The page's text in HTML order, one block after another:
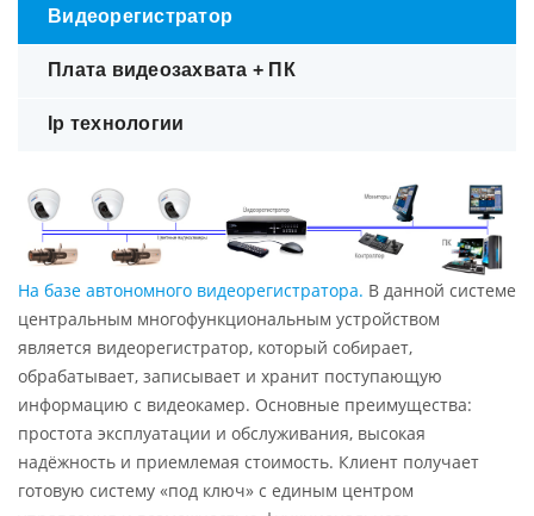
Видеорегистратор
Плата видеозахвата + ПК
Ip технологии
На базе автономного видеорегистратора. В данной системе
центральным многофункциональным устройством
является видеорегистратор, который собирает,
обрабатывает, записывает и хранит поступающую
информацию с видеокамер. Основные преимущества:
простота эксплуатации и обслуживания, высокая
надёжность и приемлемая стоимость. Клиент получает
готовую систему «под ключ» с единым центром